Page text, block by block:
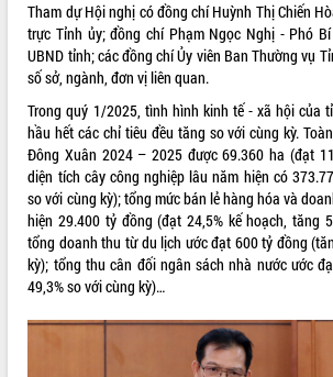
VIDEO
Loading the player...
Tham dự Hội nghị có đồng chí Huỳnh Thị Chiến
trực Tỉnh ủy; đồng chí Phạm Ngọc Nghị - Phó
UBND tỉnh; các đồng chí Ủy viên Ban Thường vụ
số sở, ngành, đơn vị liên quan.
Trong quý 1/2025, tình hình kinh tế - xã hội của
hầu hết các chỉ tiêu đều tăng so với cùng kỳ.
Đông Xuân 2024 – 2025 được 69.360 ha (đạt
diện tích cây công nghiệp lâu năm hiện có
so với cùng kỳ); tổng mức bán lẻ hàng hóa và
hiện 29.400 tỷ đồng (đạt 24,5% kế hoạch, tăng
tổng doanh thu từ du lịch ước đạt 600 tỷ đồng
kỳ); tổng thu cân đối ngân sách nhà nước ước
49,3% so với cùng kỳ)…